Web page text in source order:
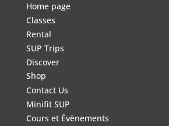
Home page
Classes
Rental
SUP Trips
Discover
Shop
Contact Us
Minifit SUP
Cours et Évènements